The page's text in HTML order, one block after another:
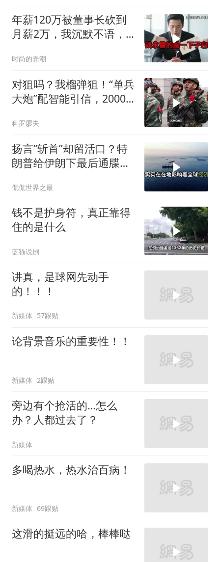
年薪120万被董事长砍到
月薪2万，我沉默不语，
我
时尚的弄潮
对狙吗？我榴弹狙！“单兵
大炮”配智能引信，2000
科罗廖夫
扬言“斩首”却留活口？特
朗普给伊朗下最后通牒，
侃侃世界之最
钱不是护身符，真正靠得
住的是什么
蓝猫说剧
讲真，是球网先动手
的！！！
新媒体 57跟贴
论背景音乐的重要性！！
新媒体 2跟贴
旁边有个抢活的…怎么
办？人都过去了？
新媒体
多喝热水，热水治百病！
新媒体 69跟贴
这滑的挺远的哈，棒棒哒